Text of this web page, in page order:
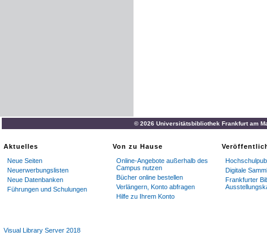
© 2026 Universitätsbibliothek Frankfurt am
Aktuelles
Neue Seiten
Neuerwerbungslisten
Neue Datenbanken
Führungen und Schulungen
Von zu Hause
Online-Angebote außerhalb des
Campus nutzen
Bücher online bestellen
Verlängern, Konto abfragen
Hilfe zu Ihrem Konto
Digitale
Frankfurter
Visual Library Server 2018